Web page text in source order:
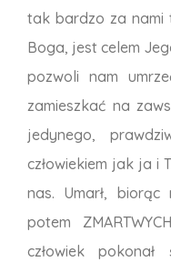
tak bardzo za nami
Boga, jest celem
pozwoli nam
zamieszkać na
jedynego,
człowiekiem jak ja i
nas. Umarł,
potem
człowiek